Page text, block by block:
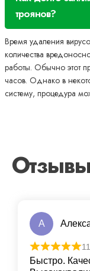
троянов?
Время удаления
количества
работы. Обычно этот
часов. Однако в
систему, процедура
Отзывы
А
Быстро.